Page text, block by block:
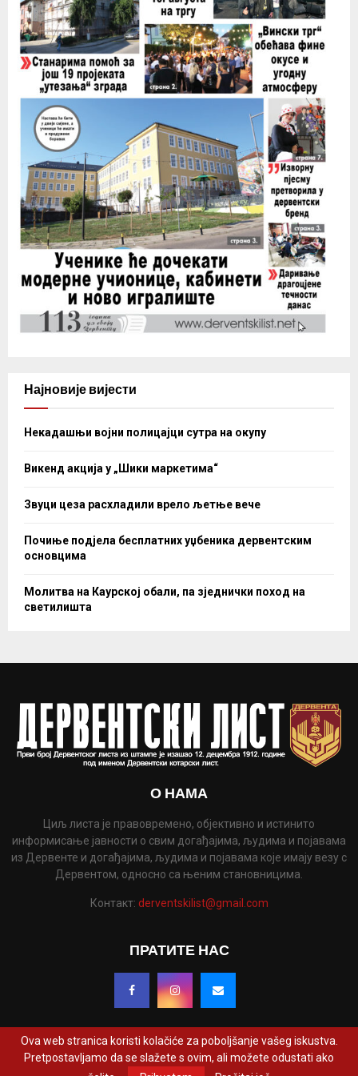
Најновије вијести
Некадашњи војни полицајци сутра на окупу
Викенд акција у „Шики маркетима“
Звуци цеза расхладили врело љетње вече
Почиње подјела бесплатних уџбеника дервентским
основцима
Молитва на Каурској обали, па зједнички поход на
светилишта
О НАМА
Циљ листа је правовремено, објективно и истинито
информисање јавности о свим догађајима, људима и појавама
из Дервенте и догађајима, људима и појавама које имају везу с
Дервентом, односно са њеним становницима.
Контакт: derventskilist@gmail.com
ПРАТИТЕ НАС
@2022 - www.derventskilist.net. Сва права задржана. Дизајнирао и развио
Ova web stranica koristi kolačiće za poboljšanje vašeg iskustva.
Pretpostavljamo da se slažete s ovim, ali možete odustati ako